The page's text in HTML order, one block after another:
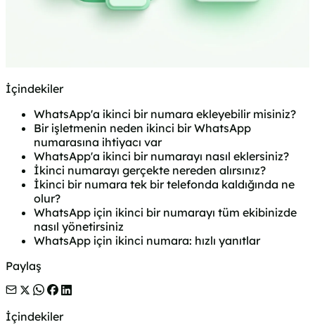
İçindekiler
WhatsApp'a ikinci bir numara ekleyebilir misiniz?
Bir işletmenin neden ikinci bir WhatsApp
numarasına ihtiyacı var
WhatsApp'a ikinci bir numarayı nasıl eklersiniz?
İkinci numarayı gerçekte nereden alırsınız?
İkinci bir numara tek bir telefonda kaldığında ne
olur?
WhatsApp için ikinci bir numarayı tüm ekibinizde
nasıl yönetirsiniz
WhatsApp için ikinci numara: hızlı yanıtlar
Paylaş
İçindekiler